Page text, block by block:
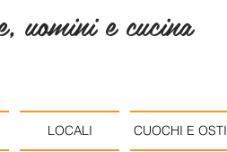
uomini e cucina
LOCALI CUOCHI E OSTI